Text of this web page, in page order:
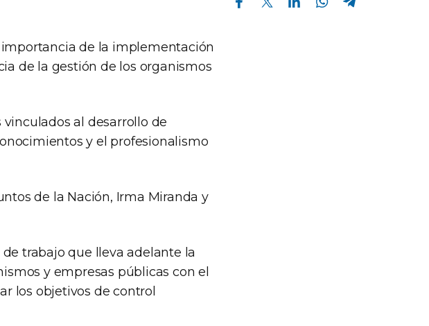
de la implementación
de la gestión de los organismos
al desarrollo de
y el profesionalismo
de la Nación, Irma Miranda y
trabajo que lleva adelante la
y empresas públicas con el
los objetivos de control